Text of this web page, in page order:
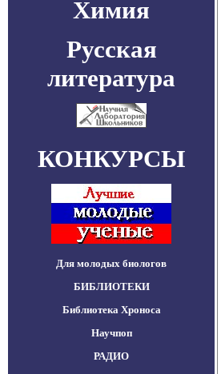
Химия
Русская
литература
КОНКУРСЫ
Для молодых биологов
БИБЛИОТЕКИ
Библиотека Хроноса
Научпоп
РАДИО